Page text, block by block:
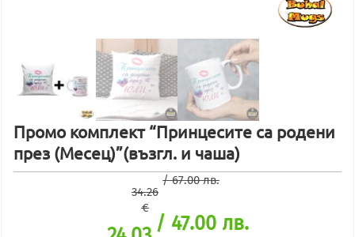
Промо комплект “Принцесите са родени
през (Месец)”(възгл. и чаша)
34.26
€
/ 67.00 лв.
/ 47.00 лв.